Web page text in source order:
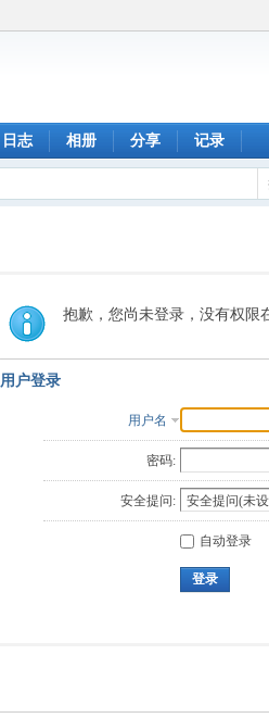
日志 相册 分享 记录
抱歉，您尚未登录，没有权限
用户登录
用户名
密码:
安全提问:
自动登录
登录